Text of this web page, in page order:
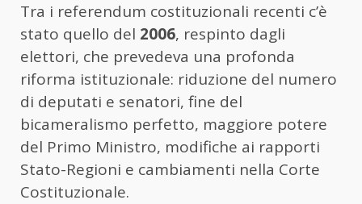
Tra i referendum costituzionali recenti c’è
stato quello del 2006, respinto dagli
elettori, che prevedeva una profonda
riforma istituzionale: riduzione del numero
di deputati e senatori, fine del
bicameralismo perfetto, maggiore potere
del Primo Ministro, modifiche ai rapporti
Stato-Regioni e cambiamenti nella Corte
Costituzionale.